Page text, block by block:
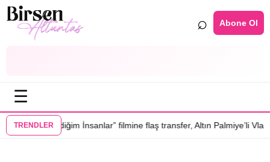
⌕ Abone Ol
☰
TRENDLER
İnsanlar” filmine flaş transfer, Altın Palmiye’li Vlad Ivanov